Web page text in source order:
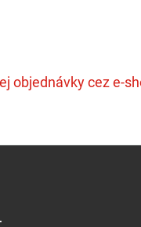
objednávky cez e-